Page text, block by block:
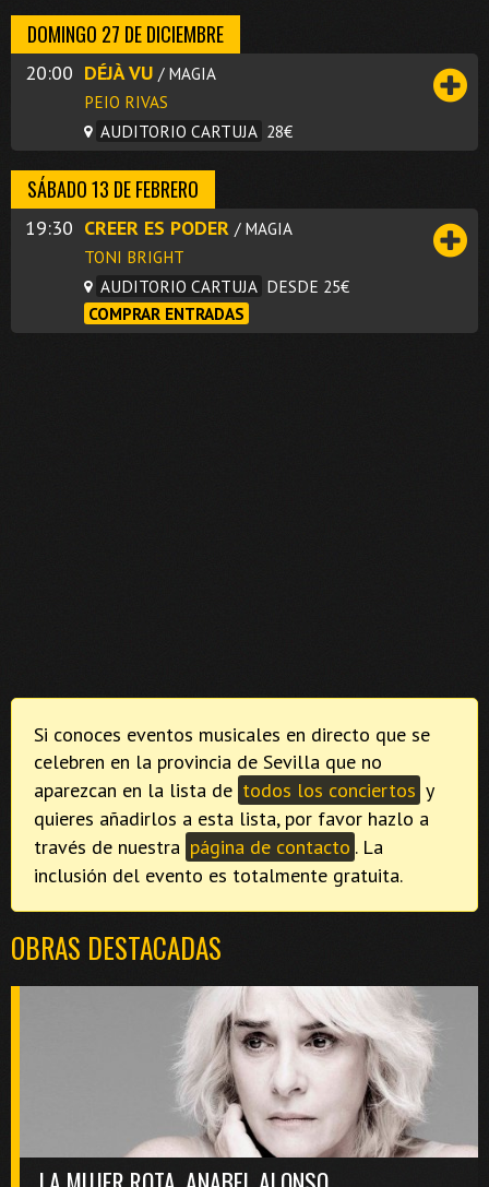
DOMINGO 27 DE DICIEMBRE
20:00 DÉJÀ VU / MAGIA
PEIO RIVAS
AUDITORIO CARTUJA 28€
SÁBADO 13 DE FEBRERO
19:30 CREER ES PODER / MAGIA
TONI BRIGHT
AUDITORIO CARTUJA DESDE 25€
COMPRAR ENTRADAS
Si conoces eventos musicales en directo que se
celebren en la provincia de Sevilla que no
aparezcan en la lista de todos los conciertos y
quieres añadirlos a esta lista, por favor hazlo a
través de nuestra página de contacto . La
inclusión del evento es totalmente gratuita.
OBRAS DESTACADAS